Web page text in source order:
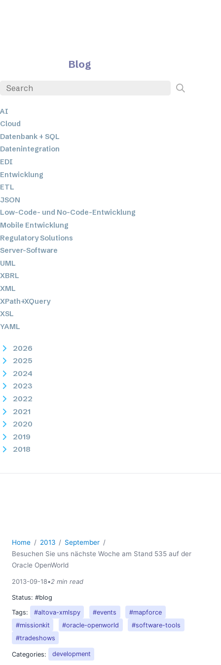
Blog
AI
Cloud
Datenbank + SQL
Datenintegration
EDI
Entwicklung
ETL
JSON
Low-Code- und No-Code-Entwicklung
Mobile Entwicklung
Regulatory Solutions
Server-Software
UML
XBRL
XML
XPath+XQuery
XSL
YAML
2026
2025
2024
2023
2022
2021
2020
2019
2018
2016
02
03
04
05
07
08
09
XPath-Ausdrücke für die Datenberichterstellung
XBRL-Konferenz der USA, national, in Las Vegas
Home 2013
September
Besuchen Sie uns nächste Woche am Stand 535 auf der
Oracle OpenWorld
2013-09-18•2 min read
Status: #blog
Tags:
#altova-xmlspy #events
#mapforce
#missionkit
#oracle-openworld
#software-tools
#tradeshows
Categories: development